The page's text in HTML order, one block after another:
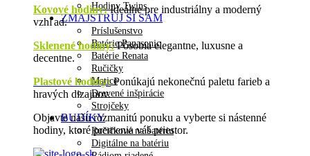
Hodiny Twins
ZMAJSTRUJ SI SÁM
Príslušenstvo
Batérie Panasonic
Batérie Renata
Ručičky
Matice
Drevené inšpirácie
Strojčeky
BUDÍKY
Ručičkové na batériu
Digitálne na batériu
Kovové hodiny:Ideálne pre industriálny a moderný
vzhľad.
Sklenené hodiny:Pôsobia elegantne, luxusne a
decentne.
Plastové hodiny:Ponúkajú nekonečnú paletu farieb a
hravých dizajnov.
Objavte našu rozmanitú ponuku a vyberte si nástenné
hodiny, ktoré premenia váš priestor.